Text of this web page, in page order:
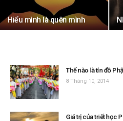
Hiểu mình là quên mình
Thế nào là tín đồ
8 Tháng 10, 2014
Giá trị của triết học